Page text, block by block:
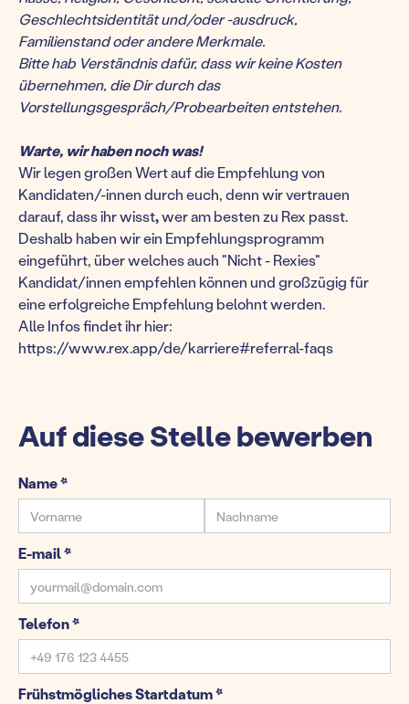
Geschlechtsidentität und/oder -ausdruck,
Familienstand oder andere Merkmale.
Bitte hab Verständnis dafür, dass wir keine Kosten
übernehmen, die Dir durch das
Vorstellungsgespräch/Probearbeiten entstehen.
Warte, wir haben noch was!
Wir legen großen Wert auf die Empfehlung von
Kandidaten/-innen durch euch, denn wir vertrauen
darauf, dass ihr wisst,wer am besten zu Rex passt.
Deshalb haben wir ein Empfehlungsprogramm
eingeführt, über welches auch "Nicht - Rexies"
Kandidat/innen empfehlen können und großzügig für
eine erfolgreiche Empfehlung belohnt werden.
Alle Infos findet ihr hier:
https://www.rex.app/de/karriere#referral-faqs
Auf diese Stelle bewerben
Name *
E-mail *
Telefon *
Frühstmögliches Startdatum *